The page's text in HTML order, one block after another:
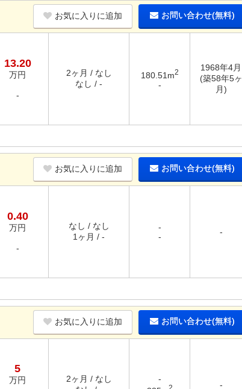
お気に入りに追加 お問い合わせ(無料)
13.20
万円
-
2ヶ月 / なし
なし / -
180.51m2
-
1968年4月
(築58年5ヶ
月)
お気に入りに追加 お問い合わせ(無料)
0.40
万円
-
なし / なし
1ヶ月 / -
-
-
-
お気に入りに追加 お問い合わせ(無料)
5
万円
2ヶ月 / なし
-
-